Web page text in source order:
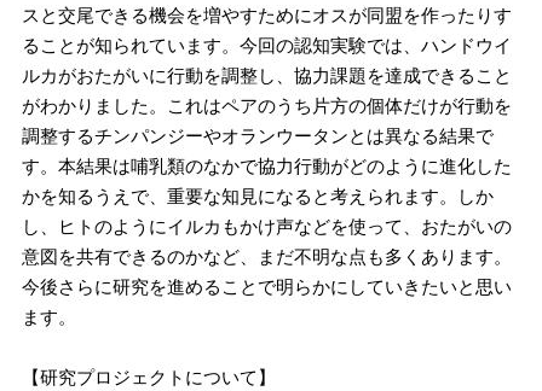
スと交尾できる機会を増やすためにオスが同盟を作ったりす
ることが知られています。今回の認知実験では、ハンドウイ
ルカがおたがいに行動を調整し、協力課題を達成できること
がわかりました。これはペアのうち片方の個体だけが行動を
調整するチンパンジーやオランウータンとは異なる結果で
す。本結果は哺乳類のなかで協力行動がどのように進化した
かを知るうえで、重要な知見になると考えられます。しか
し、ヒトのようにイルカもかけ声などを使って、おたがいの
意図を共有できるのかなど、まだ不明な点も多くあります。
今後さらに研究を進めることで明らかにしていきたいと思い
ます。
【研究プロジェクトについて】